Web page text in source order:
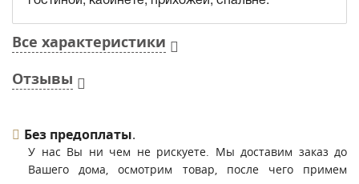
Все характеристики
Отзывы
Без предоплаты.
У нас Вы ни чем не рискуете. Мы доставим заказ до
Вашего дома, осмотрим товар, после чего примем